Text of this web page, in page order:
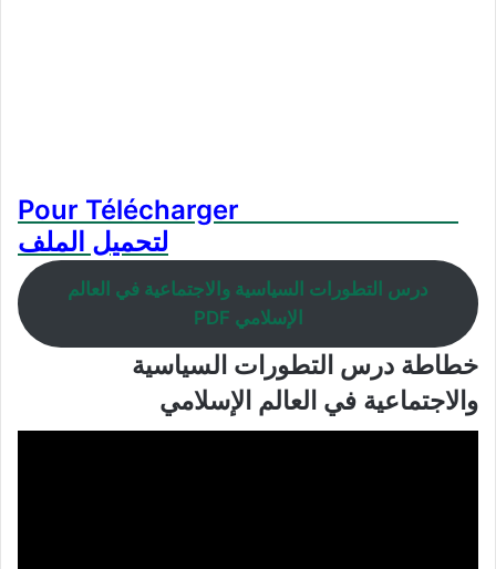
Pour Télécharger
لتحميل الملف
درس التطورات السياسية والاجتماعية في العالم
الإسلامي PDF
خطاطة درس التطورات السياسية
والاجتماعية في العالم الإسلامي